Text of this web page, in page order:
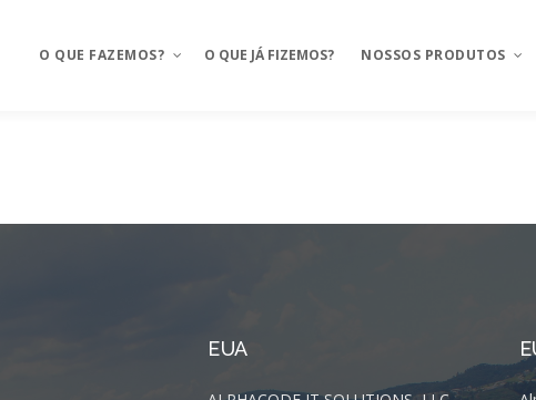
O QUE FAZEMOS?
BAAS – Bank As A Service
O QUE JÁ FIZEMOS? NOSSOS PRODUTOS
Mosaico Banking
Mosaico Saúde
EUA